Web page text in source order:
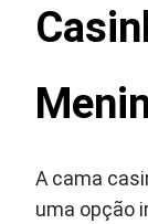
A cama
uma opção